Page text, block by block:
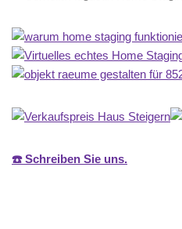
☎️ Schreiben Sie uns.